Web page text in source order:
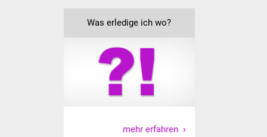
Sommerwochen für
Seniorenwohn- und
Pflegeheim
Familientreff
Was erledige ich wo?
mehr erfahren